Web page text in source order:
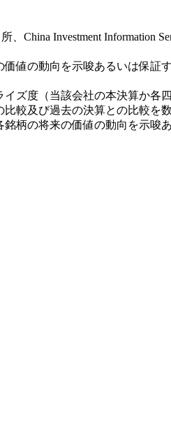
Investment Information
値の動向を示唆あるいは保証
ズ度（当該会社の本決算か各
較及び過去の決算との比較を
柄の将来の価値の動向を示唆